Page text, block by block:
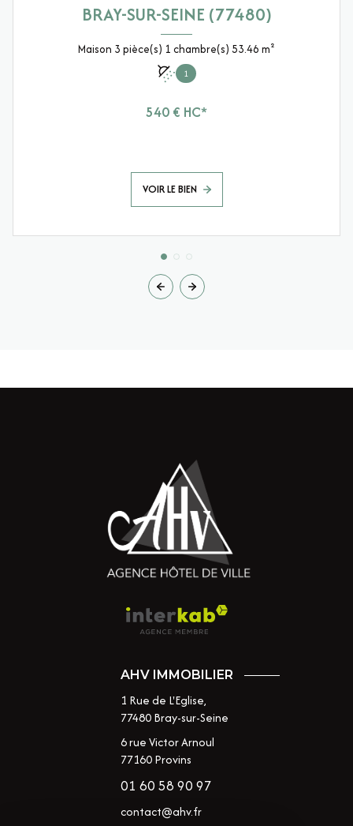
BRAY-SUR-SEINE (77480)
Maison 3 pièce(s) 1 chambre(s) 53.46 m²
1
540 € HC*
VOIR LE BIEN
AHV IMMOBILIER
1 Rue de L'Eglise,
77480Bray-sur-Seine
6 rue Victor Arnoul
77160 Provins
01 60 58 90 97
contact@ahv.fr